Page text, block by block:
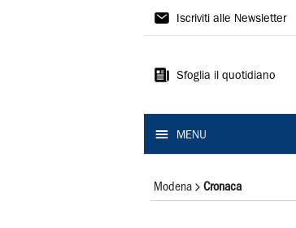
Gazzetta
Modena
Iscriviti alle Newsletter
Sfoglia il quotidiano
MENU
Modena Cronaca